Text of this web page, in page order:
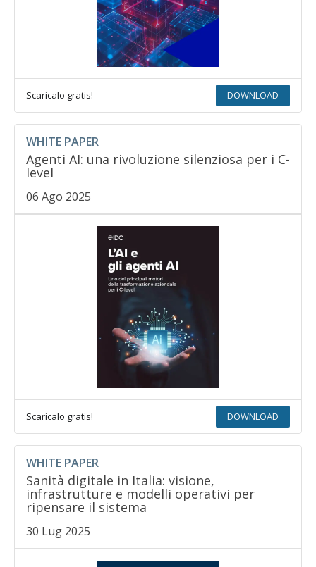
Scaricalo gratis! DOWNLOAD
WHITE PAPER
Agenti AI: una rivoluzione silenziosa per i C-
level
06 Ago 2025
Scaricalo gratis! DOWNLOAD
WHITE PAPER
Sanità digitale in Italia: visione,
infrastrutture e modelli operativi per
ripensare il sistema
30 Lug 2025